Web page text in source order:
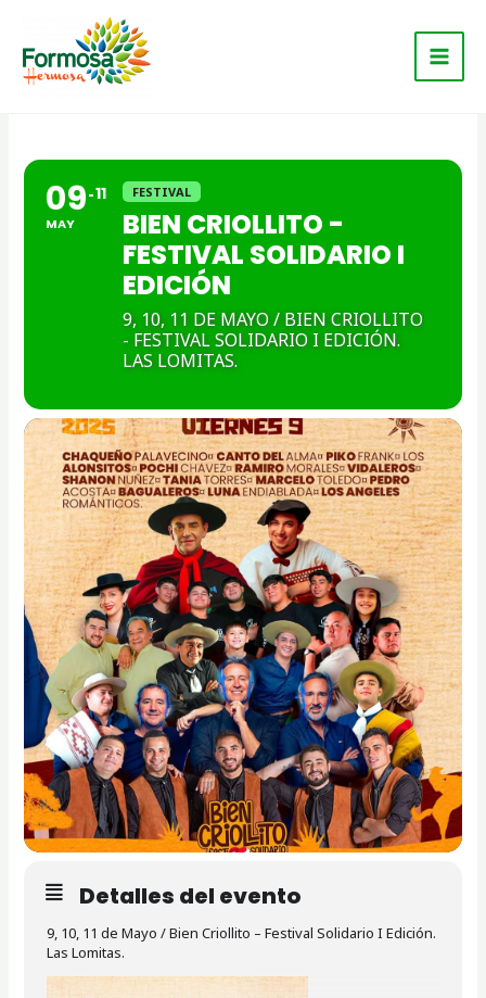
contenido
09
MAY
11 FESTIVAL
BIEN CRIOLLITO -
FESTIVAL SOLIDARIO I
EDICIÓN
9, 10, 11 DE MAYO / BIEN CRIOLLITO
- FESTIVAL SOLIDARIO I EDICIÓN.
LAS LOMITAS.
Detalles del evento
9, 10, 11 de Mayo / Bien Criollito – Festival Solidario I Edición.
Las Lomitas.